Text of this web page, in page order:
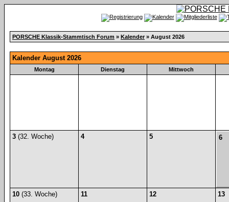
PORSCHE Klassik-Stammtisch Forum » Kalender » August 2026
Kalender August 2026
Montag Dienstag Mittwoch
3 (32. Woche) 4 5 6
10 (33. Woche) 11 12 13